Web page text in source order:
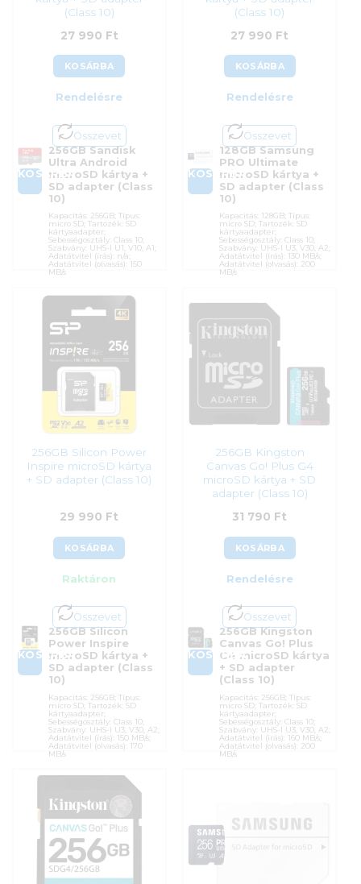
(Class 10)
27 990 Ft
KOSÁRBA
Rendelésre
Összevet
KOSÁRBA
256GB Sandisk
Ultra Android
microSD kártya +
SD adapter (Class
10)
Kapacitás: 256GB; Típus:
micro SD; Tartozék: SD
kártyaadapter;
Sebességosztály: Class 10;
Szabvány: UHS-I U1, V10, A1;
Adatátvitel (írás): n/a;
Adatátvitel (olvasás): 150
MB/s
Cikkszám:215423
Kategória:
Memóriakártyák
Gyártó:Sandisk
Garanciaidő:
120 hónap
27%
Azonosító:44728
27 990Ft
(Class 10)
27 990 Ft
KOSÁRBA
Rendelésre
Összevet
KOSÁRBA
128GB Samsung
PRO Ultimate
microSD kártya +
SD adapter (Class
10)
Kapacitás: 128GB; Típus:
micro SD; Tartozék: SD
kártyaadapter;
Sebességosztály: Class 10;
Szabvány: UHS-I U3, V30, A2;
Adatátvitel (írás): 130 MB/s;
Adatátvitel (olvasás): 200
MB/s
Memóriakártyák
Gyártó:Samsung
120 hónap
ÁFA:
Azonosító:49137
27 990Ft
256GB Silicon Power
Inspire microSD kártya
+ SD adapter (Class 10)
29 990 Ft
KOSÁRBA
Raktáron
Összevet
KOSÁRBA
256GB Silicon
Power Inspire
microSD kártya +
SD adapter (Class
10)
Kapacitás: 256GB; Típus:
micro SD; Tartozék: SD
kártyaadapter;
Sebességosztály: Class 10;
Szabvány: UHS-I U3, V30, A2;
Adatátvitel (írás): 150 MB/s;
Adatátvitel (olvasás): 170
MB/s
Cikkszám:
Kategória:Memóriakártyák
Gyártó:Silicon Power
Garanciaidő:120 hónap
ÁFA:27%
Azonosító:
52667
256GB Kingston
Canvas Go! Plus G4
microSD kártya + SD
adapter (Class 10)
31 790 Ft
KOSÁRBA
Rendelésre
Összevet
KOSÁRBA
256GB Kingston
Canvas Go! Plus
G4 microSD kártya
+ SD adapter
(Class 10)
Kapacitás: 256GB; Típus:
micro SD; Tartozék: SD
kártyaadapter;
Sebességosztály: Class 10;
Szabvány: UHS-I U3, V30, A2;
Adatátvitel (írás): 160 MB/s;
Adatátvitel (olvasás): 200
MB/s
Garanciaidő:
60 hónap
ÁFA:
Azonosító: